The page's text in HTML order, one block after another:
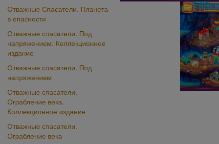
Отважные Спасатели. Планета
в опасности
Отважные спасатели. Под
напряжением. Коллекционное
издание
Отважные спасатели. Под
напряжением
Отважные спасатели.
Ограбление века.
Коллекционное издание
Отважные спасатели.
Ограбление века